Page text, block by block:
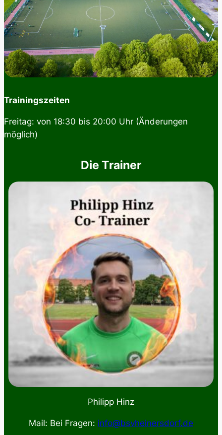
Trainingszeiten
Freitag: von 18:30 bis 20:00 Uhr (Änderungen
möglich)
Die Trainer
Philipp Hinz
Mail: Bei Fragen: info@bsvheinersdorf.de